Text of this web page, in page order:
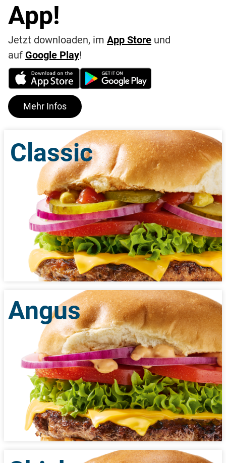
App!
Jetzt downloaden, im App Store und
auf Google Play!
Mehr Infos
Classic
Angus